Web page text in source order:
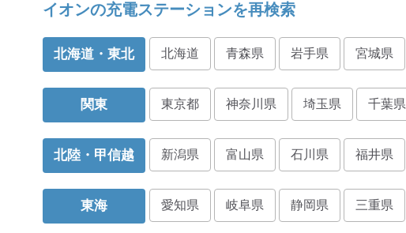
イオンの充電ステーションを再検索
北海道・東北 北海道 青森県 岩手県 宮城県
関東 東京都 神奈川県 埼玉県 千葉県
北陸・甲信越 新潟県 富山県 石川県 福井県
東海 愛知県 岐阜県 静岡県 三重県